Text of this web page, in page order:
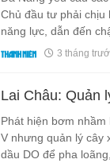
Chủ đầu tư phải chịu
năng lực, dẫn đến
3 tháng
Lai Châu: Quản
Phát hiện bơm
V nhưng quản lý cây
dầu DO để pha